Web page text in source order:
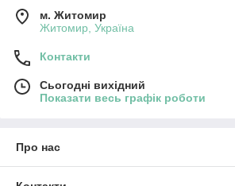
до 13:00) та гарантія 12 місяців!
Працюємо більше
Гарантія на товари
люстр та світильників
м. Житомир
Житомир, Україна
Контакти
Сьогодні вихідний
Показати весь графік роботи
Про нас